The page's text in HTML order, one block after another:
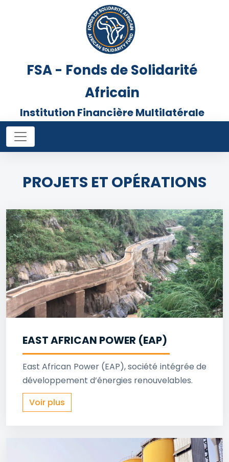
FSA - Fonds de Solidarité
Africain
Institution Financière Multilatérale
PROJETS ET OPÉRATIONS
EAST AFRICAN POWER (EAP)
East African Power (EAP), société intégrée de
développement d’énergies renouvelables.
Voir plus